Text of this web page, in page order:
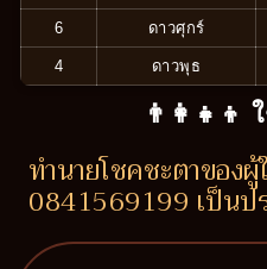
6 ดาวศุกร์
4 ดาวพุธ
👨‍👩‍👧‍👦
ทำนายโชคชะตาของผู้
0841569199 เป็นป